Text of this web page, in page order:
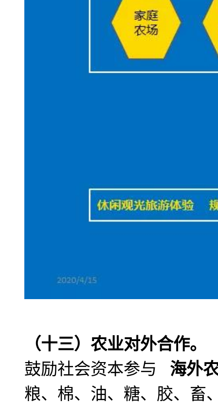
（十三）农业对外合作。
鼓励社会资本参与 海外
粮、棉、油、糖、胶、畜